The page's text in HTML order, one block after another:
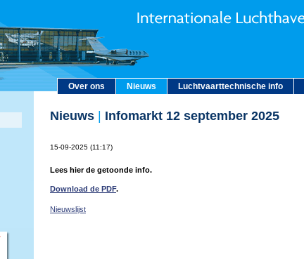
Over ons Nieuws Luchtvaarttechnische info
Nieuws Infomarkt 12 september 2025
15-09-2025 (11:17)
Lees hier de getoonde info.
Download de PDF.
Nieuwslijst